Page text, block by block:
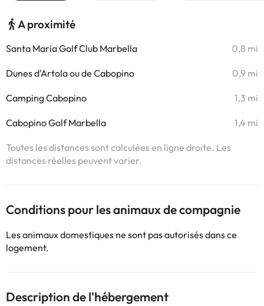
A proximité
Santa Maria Golf Club Marbella 0,8 mi
Dunes d'Artola ou de Cabopino 0,9 mi
Camping Cabopino 1,3 mi
Cabopino Golf Marbella 1,4 mi
Toutes les distances sont calculées en ligne droite. Les
distances réelles peuvent varier.
Conditions pour les animaux de compagnie
Les animaux domestiques ne sont pas autorisés dans ce
logement.
Description de l'hébergement